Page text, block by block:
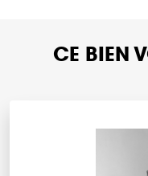
CE BIEN